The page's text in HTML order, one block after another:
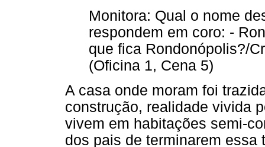
Monitora: Qual o nome
respondem em coro: -
que fica Rondonópolis?/
(Oficina 1, Cena 5)
A casa onde moram foi
construção, realidade vivida
vivem em habitações semi-
dos pais de terminarem essa